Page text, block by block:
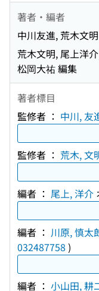
著者・編者
中川友進, 荒木文
荒木文明, 尾上洋
松岡大祐 編集
著者標目
監修者 ： 中川, 友
監修者 ： 荒木, 文
編者 ： 尾上, 洋介
編者 ： 川原, 慎太
032487758 )
編者 ： 小山田, 耕